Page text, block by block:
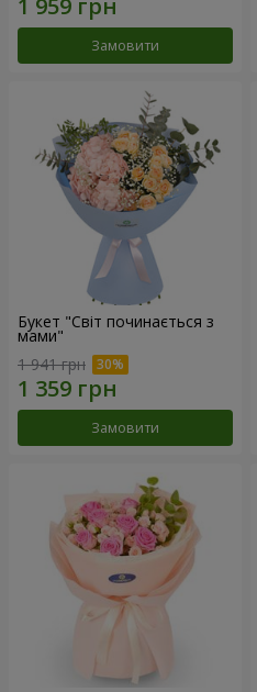
Замовити
Букет "Світ починається з
мами"
1 941 грн
Замовити